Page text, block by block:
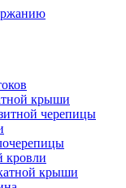
крыши
черепицы
кровли
крыши